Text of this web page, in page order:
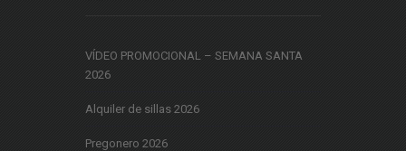
VÍDEO PROMOCIONAL – SEMANA SANTA
2026
Alquiler de sillas 2026
Pregonero 2026